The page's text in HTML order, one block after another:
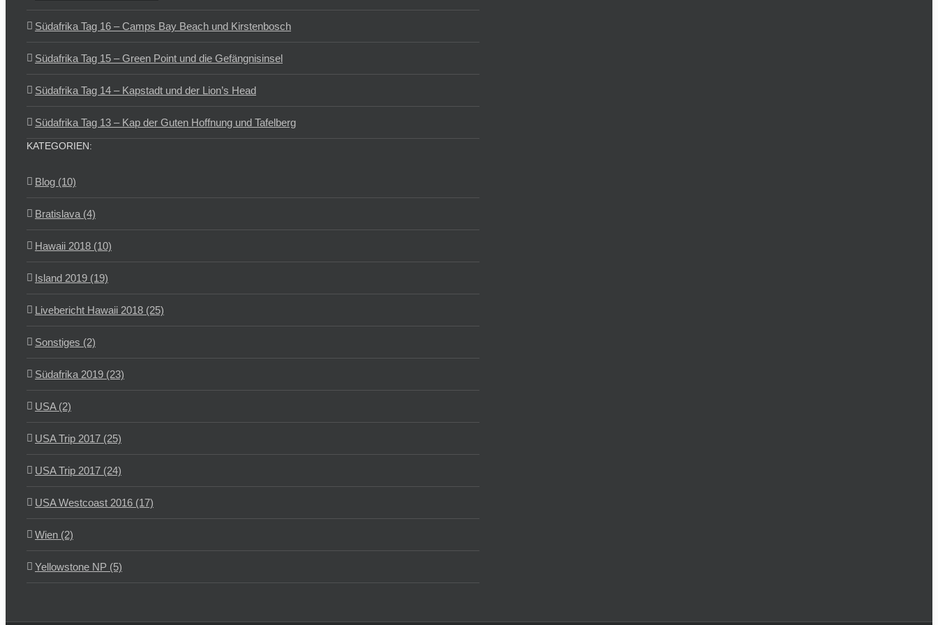
Südafrika Tag 16 – Camps Bay Beach und Kirstenbosch
Südafrika Tag 15 – Green Point und die Gefängnisinsel
Südafrika Tag 14 – Kapstadt und der Lion’s Head
Südafrika Tag 13 – Kap der Guten Hoffnung und Tafelberg
KATEGORIEN:
Blog (10)
Bratislava (4)
Hawaii 2018 (10)
Island 2019 (19)
Livebericht Hawaii 2018 (25)
Sonstiges (2)
Südafrika 2019 (23)
USA (2)
USA Trip 2017 (25)
USA Trip 2017 (24)
USA Westcoast 2016 (17)
Wien (2)
Yellowstone NP (5)